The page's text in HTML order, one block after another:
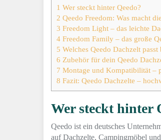
1 Wer steckt hinter Qeedo?
2 Qeedo Freedom: Was macht
3 Freedom Light – das leichte
4 Freedom Family – das große
5 Welches Qeedo Dachzelt
6 Zubehör für dein Qeedo
7 Montage und Kompatibilität –
8 Fazit: Qeedo Dachzelte –
Wer steckt hinter
Qeedo ist ein deutsches
auf Dachzelte, Campingmöbel